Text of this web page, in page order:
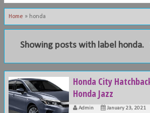
Home » honda
Showing posts with label honda.
Honda City
Honda Jazz
Admin January 23, 2021